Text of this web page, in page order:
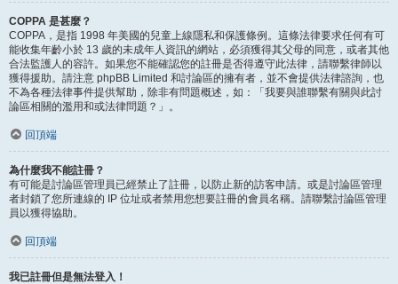
COPPA 是甚麼？
COPPA，是指 1998 年美國的兒童上線隱私和保護條例。這條法律要求任何有可
能收集年齡小於 13 歲的未成年人資訊的網站，必須獲得其父母的同意，或者其他
合法監護人的容許。如果您不能確認您的註冊是否得遵守此法律，請聯繫律師以
獲得援助。請注意 phpBB Limited 和討論區的擁有者，並不會提供法律諮詢，也
不為各種法律事件提供幫助，除非有問題概述，如：「我要與誰聯繫有關與此討
論區相關的濫用和或法律問題？」。
回頂端
為什麼我不能註冊？
有可能是討論區管理員已經禁止了註冊，以防止新的訪客申請。或是討論區管理
者封鎖了您所連線的 IP 位址或者禁用您想要註冊的會員名稱。請聯繫討論區管理
員以獲得協助。
回頂端
我已註冊但是無法登入！